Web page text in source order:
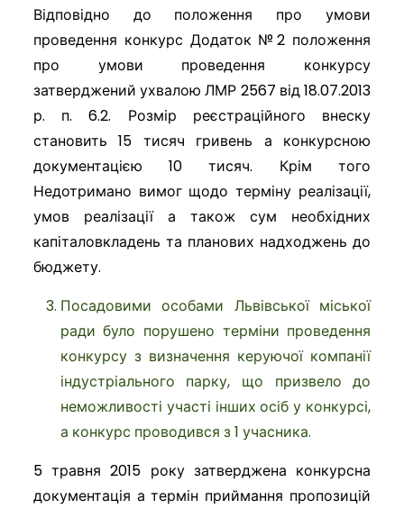
Відповідно до положення про умови
проведення конкурс Додаток №2 положення
про умови проведення конкурсу
затверджений ухвалою ЛМР 2567 від 18.07.2013
р. п. 6.2. Розмір реєстраційного внеску
становить 15 тисяч гривень а конкурсною
документацією 10 тисяч. Крім того
Недотримано вимог щодо терміну реалізації,
умов реалізації а також сум необхідних
капіталовкладень та планових надходжень до
бюджету.
Посадовими особами Львівської міської
ради було порушено терміни проведення
конкурсу з визначення керуючої компанії
індустріального парку, що призвело до
неможливості участі інших осіб у конкурсі,
а конкурс проводився з 1 учасника.
5 травня 2015 року затверджена конкурсна
документація а термін приймання пропозицій